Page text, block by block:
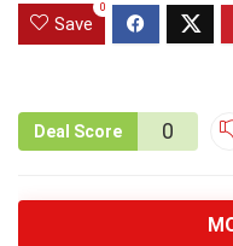
Save
0
Deal Score 0